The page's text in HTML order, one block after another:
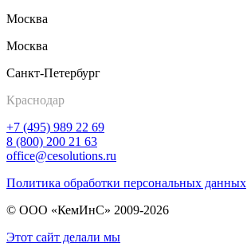
Москва
Москва
Санкт-Петербург
Краснодар
+7 (495) 989 22 69
8 (800) 200 21 63
office@cesolutions.ru
Политика обработки персональных данных
© ООО «КемИнС» 2009-2026
Этот сайт делали мы